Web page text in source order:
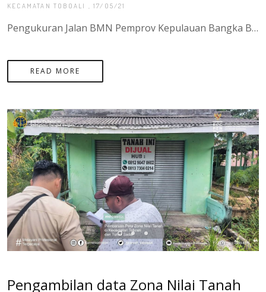
KECAMATAN TOBOALI , 17/05/21
Pengukuran Jalan BMN Pemprov Kepulauan Bangka Belitung, Jalan Raya Desa Tiram - Desa Pasir Putih Kecamatan Tukak, Kota Manado
READ MORE
Pengambilan data Zona Nilai Tanah